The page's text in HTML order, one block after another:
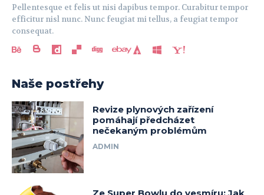
Pellentesque et felis ut nisi dapibus tempor. Curabitur tempor
efficitur nisl nunc. Nunc feugiat mi tellus, a feugiat tempor
consequat.
Naše postřehy
Revize plynových zařízení
pomáhají předcházet
nečekaným problémům
ADMIN